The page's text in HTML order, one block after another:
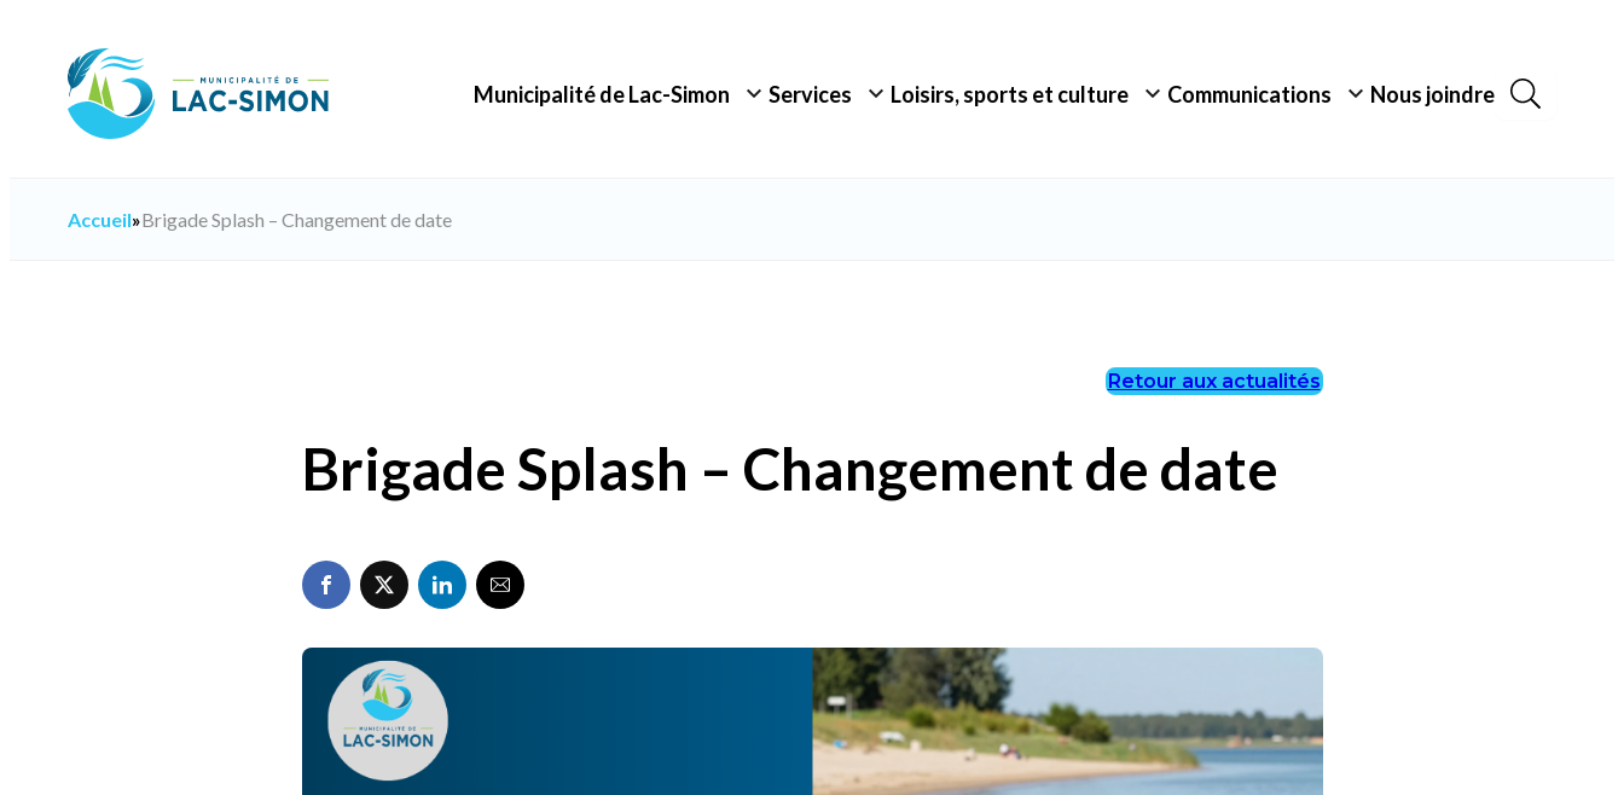
Municipalité de Lac-Simon Services Loisirs, sports et culture Communications Nous joindre
Accueil»Brigade Splash – Changement de date
Retour aux actualités
Brigade Splash – Changement de date